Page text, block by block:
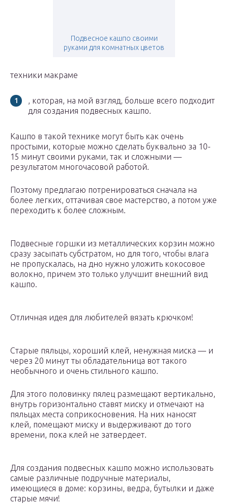
Подвесное кашпо своими
руками для комнатных цветов
техники макраме
, которая, на мой взгляд, больше всего подходит
для создания подвесных кашпо.
Кашпо в такой технике могут быть как очень
простыми, которые можно сделать буквально за 10-
15 минут своими руками, так и сложными —
результатом многочасовой работой.
Поэтому предлагаю потренироваться сначала на
более легких, оттачивая свое мастерство, а потом уже
переходить к более сложным.
Подвесные горшки из металлических корзин можно
сразу засыпать субстратом, но для того, чтобы влага
не пропускалась, на дно нужно уложить кокосовое
волокно, причем это только улучшит внешний вид
кашпо.
Отличная идея для любителей вязать крючком!
Старые пяльцы, хороший клей, ненужная миска — и
через 20 минут ты обладательница вот такого
необычного и очень стильного кашпо.
Для этого половинку пялец размещают вертикально,
внутрь горизонтально ставят миску и отмечают на
пяльцах места соприкосновения. На них наносят
клей, помещают миску и выдерживают до того
времени, пока клей не затвердеет.
Для создания подвесных кашпо можно использовать
самые различные подручные материалы,
имеющиеся в доме: корзины, ведра, бутылки и даже
старые мячи!